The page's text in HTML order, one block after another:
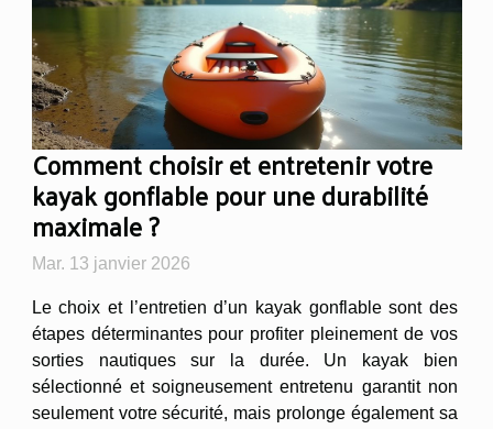
Comment choisir et entretenir votre
kayak gonflable pour une durabilité
maximale ?
Mar. 13 janvier 2026
Le choix et l’entretien d’un kayak gonflable sont des
étapes déterminantes pour profiter pleinement de vos
sorties nautiques sur la durée. Un kayak bien
sélectionné et soigneusement entretenu garantit non
seulement votre sécurité, mais prolonge également sa